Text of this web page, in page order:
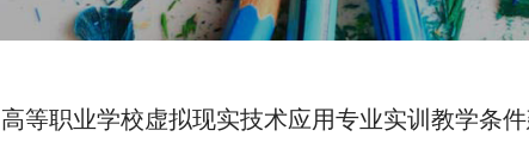
高等职业学校虚拟现实技术应用专业实训教学条